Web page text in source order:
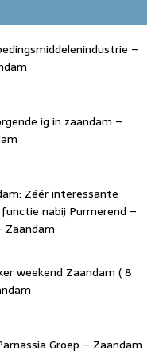
–
ig in zaandam –
Zéér interessante
nabij Purmerend –
Zaandam
weekend Zaandam ( 8
Groep – Zaandam